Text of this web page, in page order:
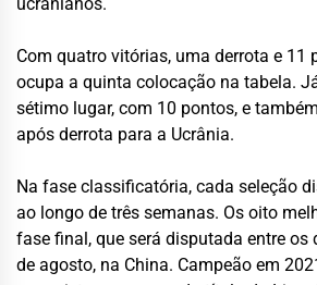
Com quatro vitórias, uma derrota e 11
ocupa a quinta colocação na tabela.
sétimo lugar, com 10 pontos, e
após derrota para a Ucrânia.
Na fase classificatória, cada seleção
ao longo de três semanas. Os oito
fase final, que será disputada entre os
de agosto, na China. Campeão em